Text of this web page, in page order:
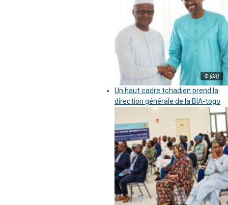
© (DR)
Un haut cadre tchadien prend la
direction générale de la BIA-togo